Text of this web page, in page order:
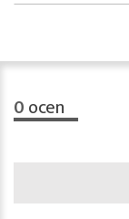
0ocen